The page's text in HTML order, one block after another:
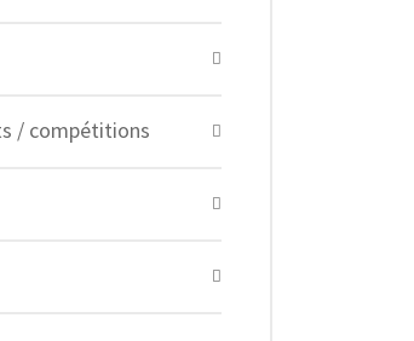
/ compétitions